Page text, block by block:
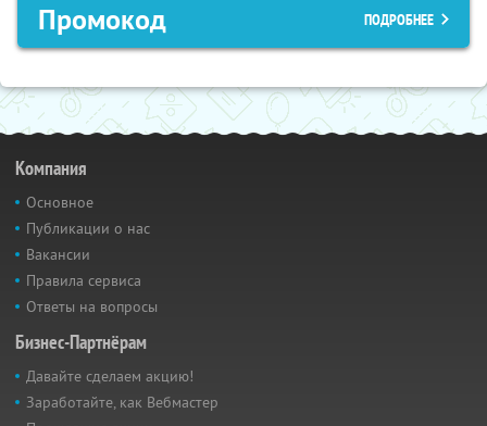
Промокод ПОДРОБНЕЕ
Компания
Основное
Публикации о нас
Вакансии
Правила сервиса
Ответы на вопросы
Бизнес-Партнёрам
Давайте сделаем акцию!
Заработайте, как Вебмастер